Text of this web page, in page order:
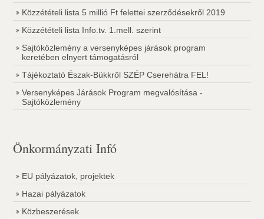
Közzétételi lista 5 millió Ft felettei szerződésekről 2019
Közzétételi lista Info.tv. 1.mell. szerint
Sajtóközlemény a versenyképes járások program
keretében elnyert támogatásról
Tájékoztató Észak-Bükkről SZÉP Cserehátra FEL!
Versenyképes Járások Program megvalósítása -
Sajtóközlemény
Önkormányzati Infó
EU pályázatok, projektek
Hazai pályázatok
Közbeszerések